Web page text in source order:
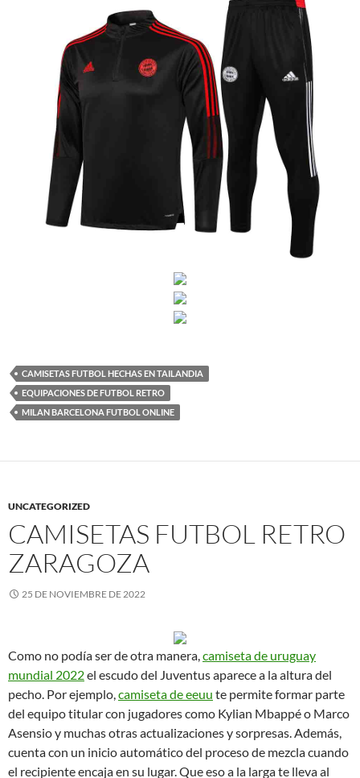
CAMISETAS FUTBOL HECHAS EN TAILANDIA
EQUIPACIONES DE FUTBOL RETRO
MILAN BARCELONA FUTBOL ONLINE
UNCATEGORIZED
CAMISETAS FUTBOL RETRO
ZARAGOZA
25 DE NOVIEMBRE DE 2022
Como no podía ser de otra manera,camiseta de uruguay
mundial 2022el escudo del Juventus aparece a la altura del
pecho. Por ejemplo,camiseta de eeuu te permite formar parte
del equipo titular con jugadores como Kylian Mbappé o Marco
Asensio y muchas otras actualizaciones y sorpresas. Además,
cuenta con un inicio automático del proceso de mezcla cuando
el recipiente encaja en su lugar. Que eso a la larga te lleva al